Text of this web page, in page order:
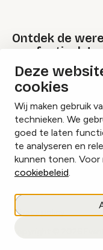
Deze
cookies
Wij maken gebruik
technieken. We
goed te laten
te analyseren en
kunnen tonen.
cookiebeleid.
Ontdek de
van festivals!
Lees
InstagramFacebook
Cookies beheren
Privacy policy
copyright © 2026